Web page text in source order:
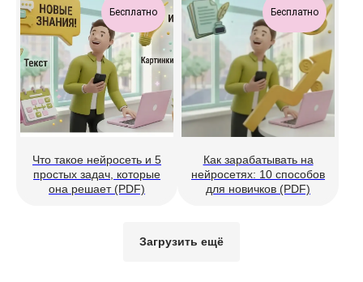
Бесплатно
Что такое нейросеть и 5
простых задач, которые
она решает (PDF)
Бесплатно
Как зарабатывать на
нейросетях: 10 способов
для новичков (PDF)
Загрузить ещё